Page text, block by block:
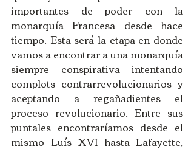
importantes de poder con la
monarquía Francesa desde hace
tiempo. Esta será la etapa en donde
vamos a encontrar a una monarquía
siempre conspirativa intentando
complots contrarrevolucionarios y
aceptando a regañadientes el
proceso revolucionario. Entre sus
puntales encontraríamos desde el
mismo Luís XVI hasta Lafayette,